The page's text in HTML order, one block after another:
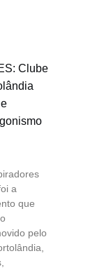
Clube
a
que
pelo